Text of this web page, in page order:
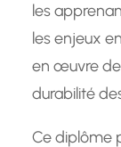
les
les enjeux
en œuvre
durabilité
Ce diplôme